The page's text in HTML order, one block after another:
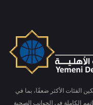
الفئات الأكثر ضعفًا، بما في
الكاملة في الجوانب الصحية